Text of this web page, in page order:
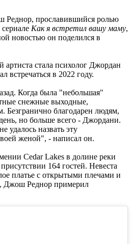
Реднор, прославившийся ролью
Как я встретил вашу маму,
новостью он поделился в
артиста стала психолог Джордан
встречаться в 2022 году.
Когда была "небольшая"
снежные выходные,
Безгранично благодарен людям,
но больше всего - Джордани.
удалось назвать эту
женой", - написал он.
Cedar Lakes в долине реки
164 гостей. Невеста
платье с открытыми плечами и
Джош Реднор примерил